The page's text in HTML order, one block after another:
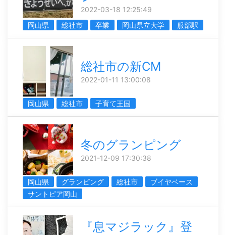
2022-03-18 12:25:49
岡山県
総社市 卒業 岡山県立大学 服部駅
総社市の新CM
2022-01-11 13:00:08
岡山県 総社市 子育て王国
冬のグランピング
2021-12-09 17:30:38
岡山県 グランピング 総社市
ブイヤベース
サントピア岡山
『息マジラック』登